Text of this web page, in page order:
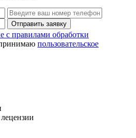
Отправить заявку
с правилами обработки
пользовательское